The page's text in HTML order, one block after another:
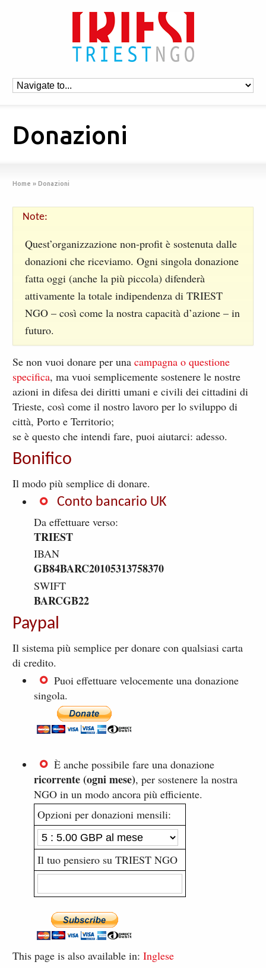
Donazioni
Home » Donazioni
Note:
Quest’organizzazione non-profit è sostenuta dalle
donazioni che riceviamo. Ogni singola donazione
fatta oggi (anche la più piccola) difenderà
attivamente la totale indipendenza di TRIEST
NGO – così come la nostra capacità d’azione – in
futuro.
Se non vuoi donare per unacampagna o questione
specifica, ma vuoi semplicemente sostenere le nostre
azioni in difesa dei diritti umani e civili dei cittadini di
Trieste, così come il nostro lavoro per lo sviluppo di
città, Porto e Territorio;
se è questo che intendi fare, puoi aiutarci: adesso.
Bonifico
Il modo più semplice di donare.
Conto bancario UK
Da effettuare verso:
TRIEST
IBAN
GB84BARC20105313758370
SWIFT
BARCGB22
Paypal
Il sistema più semplice per donare con qualsiasi carta
di credito.
Puoi effettuare velocemente una donazione
singola.
È anche possibile fare una donazione
ricorrente (ogni mese), per sostenere la nostra
NGO in un modo ancora più efficiente.
Opzioni per donazioni mensili:
Il tuo pensiero su TRIEST NGO
This page is also available in:Inglese